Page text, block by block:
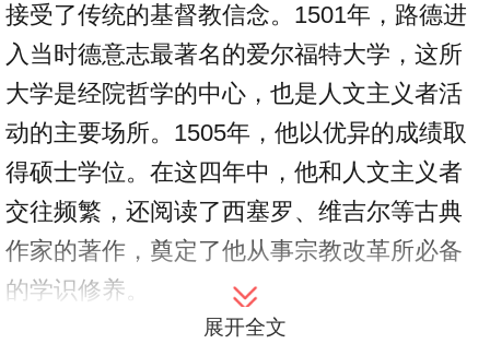
接受了传统的基督教信念。1501年，路德进
入当时德意志最著名的爱尔福特大学，这所
大学是经院哲学的中心，也是人文主义者活
动的主要场所。1505年，他以优异的成绩取
得硕士学位。在这四年中，他和人文主义者
交往频繁，还阅读了西塞罗、维吉尔等古典
作家的著作，奠定了他从事宗教改革所必备
的学识修养。
1505年5月，路德遵从父命去攻读法律。7月
展开全文